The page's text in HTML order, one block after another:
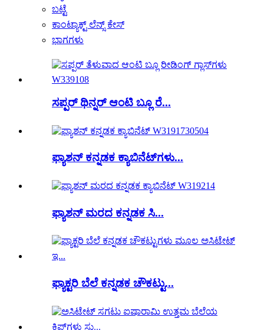
ಬಟ್ಟೆ
ಕಾಂಟ್ಯಾಕ್ಟ್ ಲೆನ್ಸ್ ಕೇಸ್
ಭಾಗಗಳು
ಸಪ್ಪರ್ ಥಿನ್ನರ್ ಆಂಟಿ ಬ್ಲೂ ರೆ...
ಫ್ಯಾಶನ್ ಕನ್ನಡಕ ಕ್ಯಾಬಿನೆಟ್‌ಗಳು...
ಫ್ಯಾಶನ್ ಮರದ ಕನ್ನಡಕ ಸಿ...
ಫ್ಯಾಕ್ಟರಿ ಬೆಲೆ ಕನ್ನಡಕ ಚೌಕಟ್ಟು...